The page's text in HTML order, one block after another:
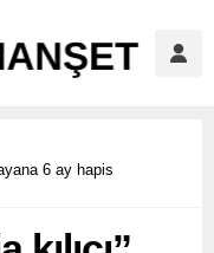
6 ay hapis